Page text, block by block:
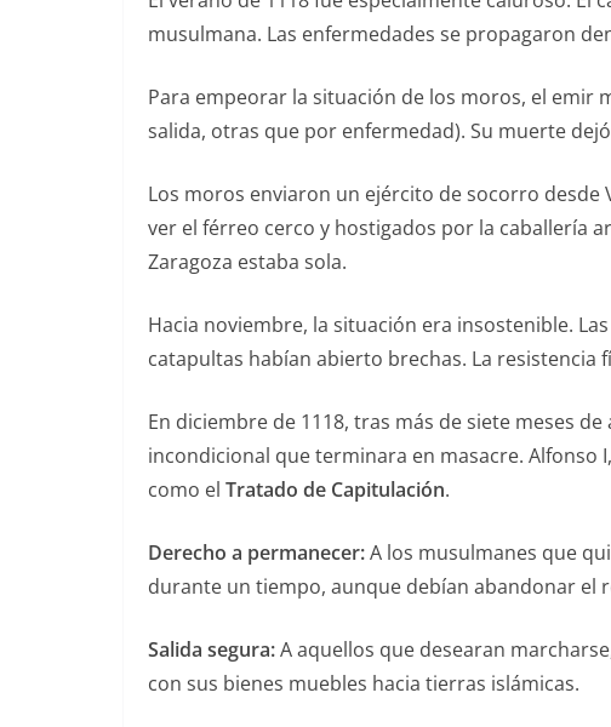
musulmana. Las enfermedades se propagaron
Para empeorar la situación de los moros, el
salida, otras que por enfermedad). Su muerte
Los moros enviaron un ejército de socorro desde
ver el férreo cerco y hostigados por la caballería
Zaragoza estaba sola.
Hacia noviembre, la situación era insostenible.
catapultas habían abierto brechas. La resistencia
En diciembre de 1118, tras más de siete meses
incondicional que terminara en masacre. Alfonso
como el Tratado de Capitulación.
Derecho a permanecer:A los musulmanes que
durante un tiempo, aunque debían abandonar el
Salida segura:A aquellos que desearan
con sus bienes muebles hacia tierras islámicas.